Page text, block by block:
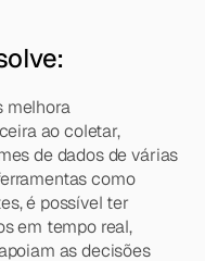
melhora
ao coletar,
de dados de várias
como
é possível ter
em tempo real,
as decisões